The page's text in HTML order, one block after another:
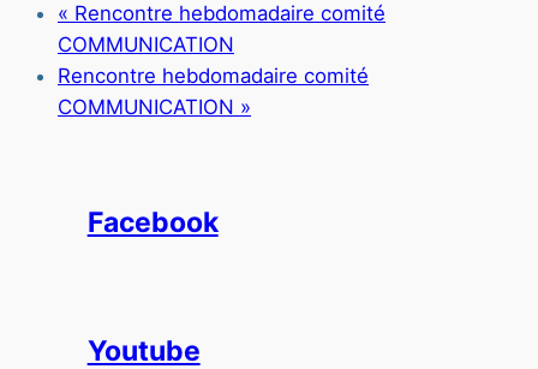
« Rencontre hebdomadaire comité
COMMUNICATION
Rencontre hebdomadaire comité
COMMUNICATION »
Facebook
Youtube